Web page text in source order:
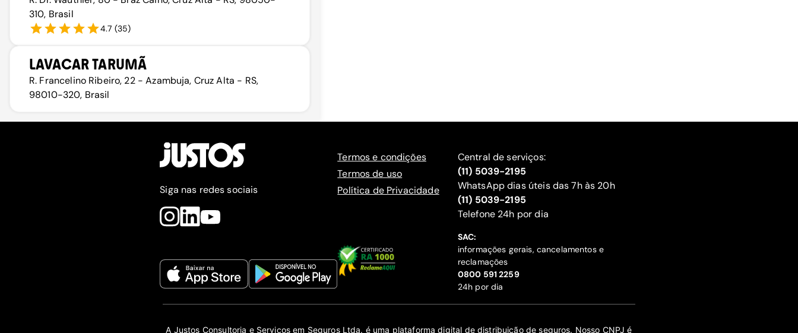
310, Brasil
4.7 (35)
LAVACAR TARUMÃ
R. Francelino Ribeiro, 22 - Azambuja, Cruz Alta - RS,
98010-320, Brasil
Siga nas redes sociais
Termos e condições
Termos de uso
Política de Privacidade
Central de serviços:
(11) 5039-2195
WhatsApp dias úteis das 7h às 20h
(11) 5039-2195
‍Telefone 24h por dia
SAC:
informações gerais, cancelamentos e
reclamações
‍0800 591 2259
24h por dia
A Justos Consultoria e Serviços em Seguros Ltda. é uma plataforma digital de distribuição de seguros. Nosso CNPJ é